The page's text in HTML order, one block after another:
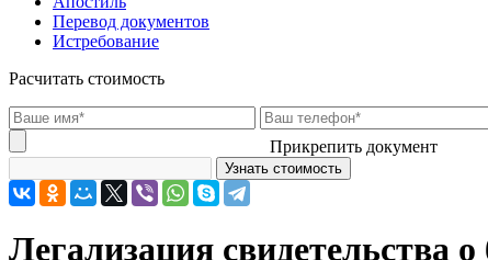
Перевод документов
Истребование
Расчитать стоимость
Прикрепить документ
Легализация свидетельства